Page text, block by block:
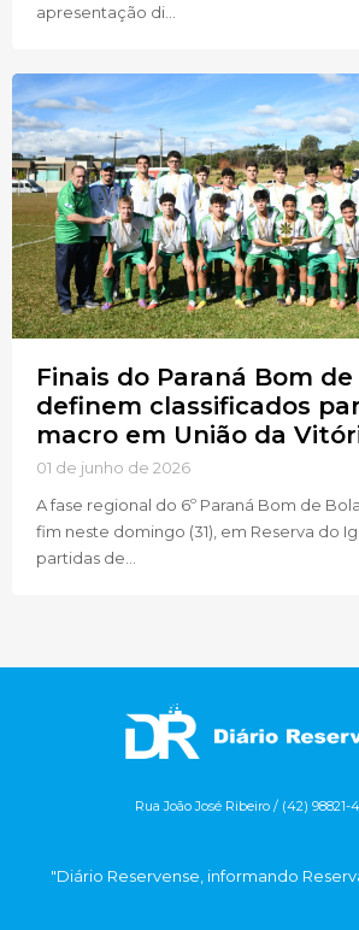
apresentação di...
Finais do Paraná Bom de
definem classificados
macro em União da
01 de junho de 2026
A fase regional do 6º Paraná Bom de
fim neste domingo (31), em Reserva do
partidas de...
Rua João José Ribeiro / (42) 98821-
"Diário Reservense, informando